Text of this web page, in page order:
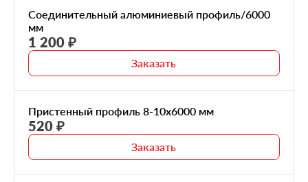
Соединительный алюминиевый профиль/6000
мм
1 200 ₽
Заказать
Пристенный профиль 8-10x6000 мм
520 ₽
Заказать